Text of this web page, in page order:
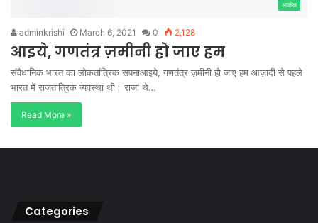
आलेख
adminkrishi March 6, 2021 0 2,128
आइये, गणतंत्र ज़मीनी हो जाए हम
संवैधानिक भारत का लोकतांत्रिक सपनाआइये, गणतंत्र ज़मीनी हो जाए हम आज़ादी से पहले
भारत में राजतांत्रिक व्यवस्था थी। राजा थे…
Read More »
Categories